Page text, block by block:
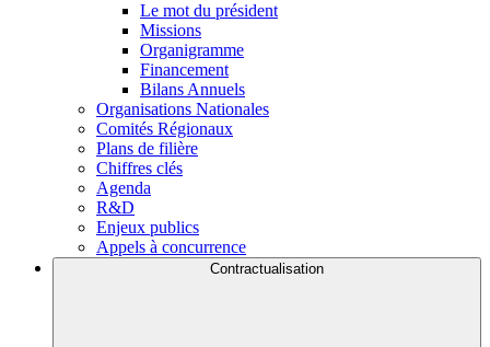
Le mot du président
Missions
Organigramme
Financement
Bilans Annuels
Organisations Nationales
Comités Régionaux
Plans de filière
Chiffres clés
Agenda
R&D
Enjeux publics
Appels à concurrence
Contractualisation